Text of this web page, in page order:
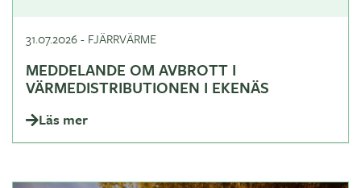
31.07.2026- FJÄRRVÄRME
MEDDELANDE OM AVBROTT I
VÄRMEDISTRIBUTIONEN I EKENÄS
Läs mer